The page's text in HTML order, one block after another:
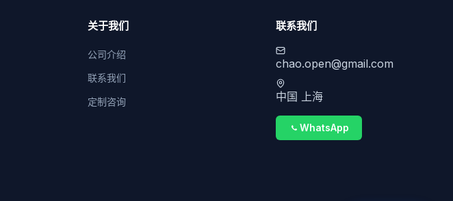
关于我们
公司介绍
联系我们
定制咨询
联系我们
chao.open@gmail.com
中国 上海
WhatsApp